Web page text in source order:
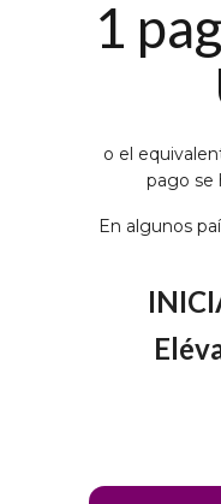
1
o el
pago se
En algunos